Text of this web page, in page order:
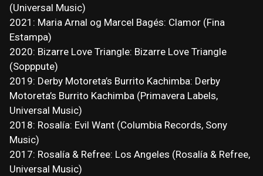
(Universal Music)
2021: Maria Arnal og Marcel Bagés: Clamor (Fina
Estampa)
2020: Bizarre Love Triangle: Bizarre Love Triangle
(Sopppute)
2019: Derby Motoreta’s Burrito Kachimba: Derby
Motoreta’s Burrito Kachimba (Primavera Labels,
Universal Music)
2018: Rosalía: Evil Want (Columbia Records, Sony
Music)
2017: Rosalía & Refree: Los Angeles (Rosalía & Refree,
Universal Music)